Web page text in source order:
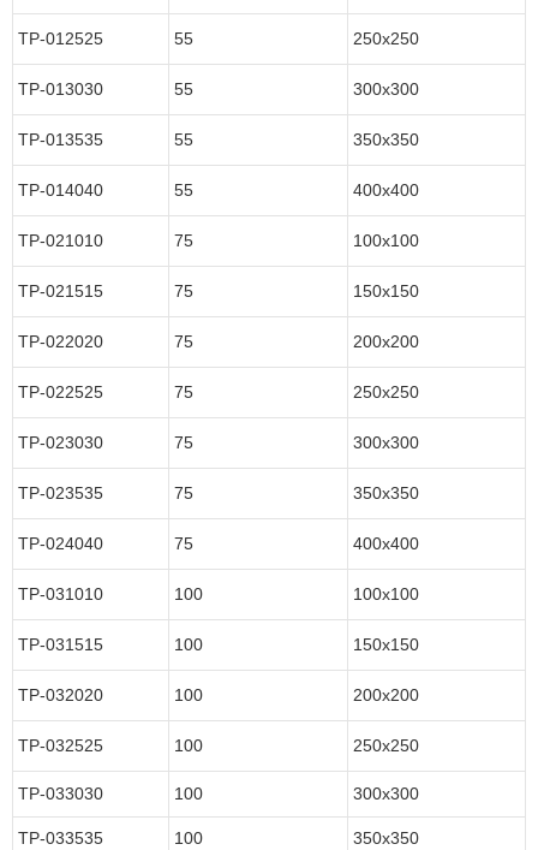
TP-012525 55 250x250
TP-013030 55 300x300
TP-013535 55 350x350
TP-014040 55 400x400
TP-021010 75 100x100
TP-021515 75 150x150
TP-022020 75 200x200
TP-022525 75 250x250
TP-023030 75 300x300
TP-023535 75 350x350
TP-024040 75 400x400
TP-031010 100 100x100
TP-031515 100 150x150
TP-032020 100 200x200
TP-032525 100 250x250
TP-033030 100 300x300
TP-033535 100 350x350